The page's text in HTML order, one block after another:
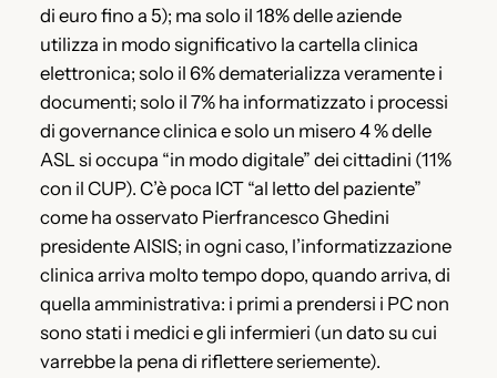
di euro fino a 5); ma solo il 18% delle aziende
utilizza in modo significativo la cartella clinica
elettronica; solo il 6% dematerializza veramente i
documenti; solo il 7% ha informatizzato i processi
di governance clinica e solo un misero 4 % delle
ASL si occupa “in modo digitale” dei cittadini (11%
con il CUP). C’è poca ICT “al letto del paziente”
come ha osservato Pierfrancesco Ghedini
presidente AISIS; in ogni caso, l’informatizzazione
clinica arriva molto tempo dopo, quando arriva, di
quella amministrativa: i primi a prendersi i PC non
sono stati i medici e gli infermieri (un dato su cui
varrebbe la pena di riflettere seriemente).